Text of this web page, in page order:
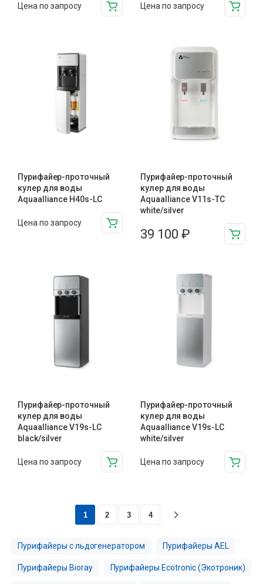
Цена по запросу Цена по запросу
Пурифайер-проточный
кулер для воды
Aquaalliance H40s-LC
Цена по запросу
Пурифайер-проточный
кулер для воды
Aquaalliance V11s-TC
white/silver
39 100 ₽
Пурифайер-проточный
кулер для воды
Aquaalliance V19s-LC
black/silver
Цена по запросу
Пурифайер-проточный
кулер для воды
Aquaalliance V19s-LC
white/silver
Цена по запросу
1 2 3 4
Пурифайеры с льдогенератором Пурифайеры AEL
Пурифайеры Bioray Пурифайеры Ecotronic (Экотроник)